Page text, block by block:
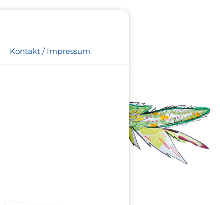
Kontakt / Impressum